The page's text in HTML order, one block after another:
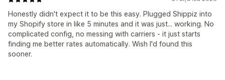
Honestly didn't expect it to be this easy. Plugged Shippiz into
my Shopify store in like 5 minutes and it was just... working. No
complicated config, no messing with carriers - it just starts
finding me better rates automatically. Wish I'd found this
sooner.